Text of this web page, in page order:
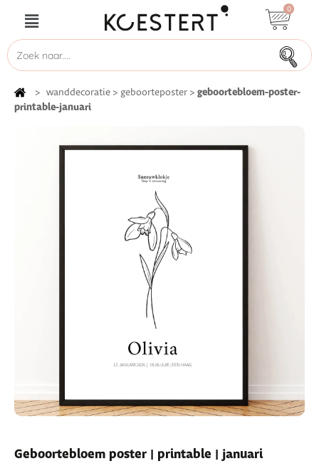
0
> wanddecoratie > geboorteposter > geboortebloem-poster-
printable-januari
Geboortebloem poster | printable | januari